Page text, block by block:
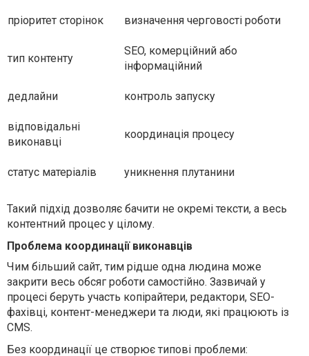
пріоритет сторінок визначення черговості роботи
тип контенту
SEO, комерційний або
інформаційний
дедлайни контроль запуску
відповідальні
виконавці
координація процесу
статус матеріалів уникнення плутанини
Такий підхід дозволяє бачити не окремі тексти, а весь
контентний процес у цілому.
Проблема координації виконавців
Чим більший сайт, тим рідше одна людина може
закрити весь обсяг роботи самостійно. Зазвичай у
процесі беруть участь копірайтери, редактори, SEO-
фахівці, контент-менеджери та люди, які працюють із
CMS.
Без координації це створює типові проблеми: